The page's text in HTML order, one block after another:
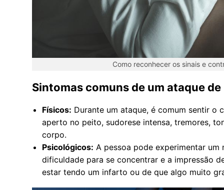
Como reconhecer os sinais e
Sintomas comuns de um ataque
Físicos: Durante um ataque, é comum sentir o
aperto no peito, sudorese intensa, tremores,
corpo.
Psicológicos: A pessoa pode experimentar
dificuldade para se concentrar e a impressão
estar tendo um infarto ou de que algo muito